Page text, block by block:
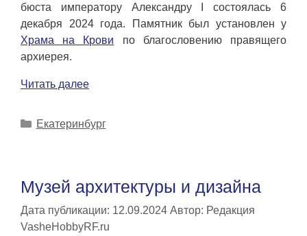
бюста императору Александру I состоялась 6
декабря 2024 года. Памятник был установлен у
Храма на Крови по благословению правящего
архиерея.
Читать далее
Рубрики
Екатеринбург
Музей архитектуры и дизайна
Дата публикации: 12.09.2024 Автор: Редакция
VasheHobbyRF.ru